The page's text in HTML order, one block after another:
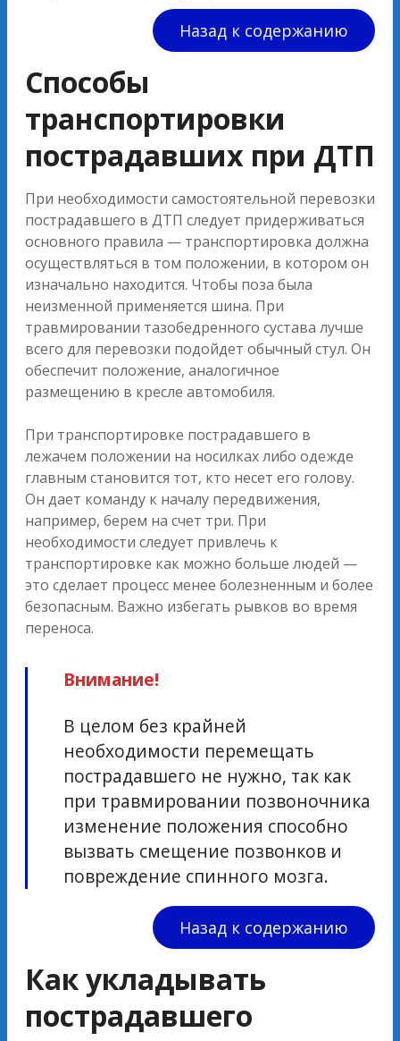
Назад к содержанию
Способы
транспортировки
пострадавших при ДТП
При необходимости самостоятельной перевозки
пострадавшего в ДТП следует придерживаться
основного правила — транспортировка должна
осуществляться в том положении, в котором он
изначально находится. Чтобы поза была
неизменной применяется шина. При
травмировании тазобедренного сустава лучше
всего для перевозки подойдет обычный стул. Он
обеспечит положение, аналогичное
размещению в кресле автомобиля.
При транспортировке пострадавшего в
лежачем положении на носилках либо одежде
главным становится тот, кто несет его голову.
Он дает команду к началу передвижения,
например, берем на счет три. При
необходимости следует привлечь к
транспортировке как можно больше людей —
это сделает процесс менее болезненным и более
безопасным. Важно избегать рывков во время
переноса.
Внимание!
В целом без крайней
необходимости перемещать
пострадавшего не нужно, так как
при травмировании позвоночника
изменение положения способно
вызвать смещение позвонков и
повреждение спинного мозга.
Назад к содержанию
Как укладывать
пострадавшего